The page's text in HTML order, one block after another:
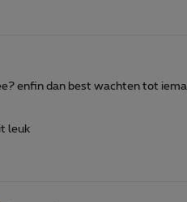
enfin dan best wachten tot
leuk